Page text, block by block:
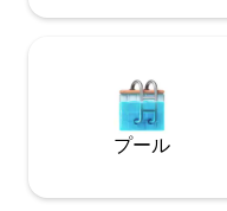
プール